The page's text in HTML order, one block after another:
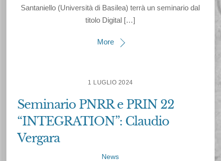
Santaniello (Università di Basilea) terrà un seminario dal
titolo Digital […]
More
1 LUGLIO 2024
Seminario PNRR e PRIN 22
“INTEGRATION”: Claudio
Vergara
News